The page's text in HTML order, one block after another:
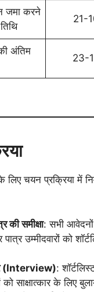
जमा करने
21-
अंतिम
23-
लिए चयन प्रक्रिया में
की समीक्षा: सभी आवेदनों
उम्मीदवारों को
(Interview):
को साक्षात्कार के लिए